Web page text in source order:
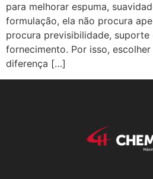
para melhorar espuma,
formulação, ela não procura
procura previsibilidade, suporte
fornecimento. Por isso,
diferença […]